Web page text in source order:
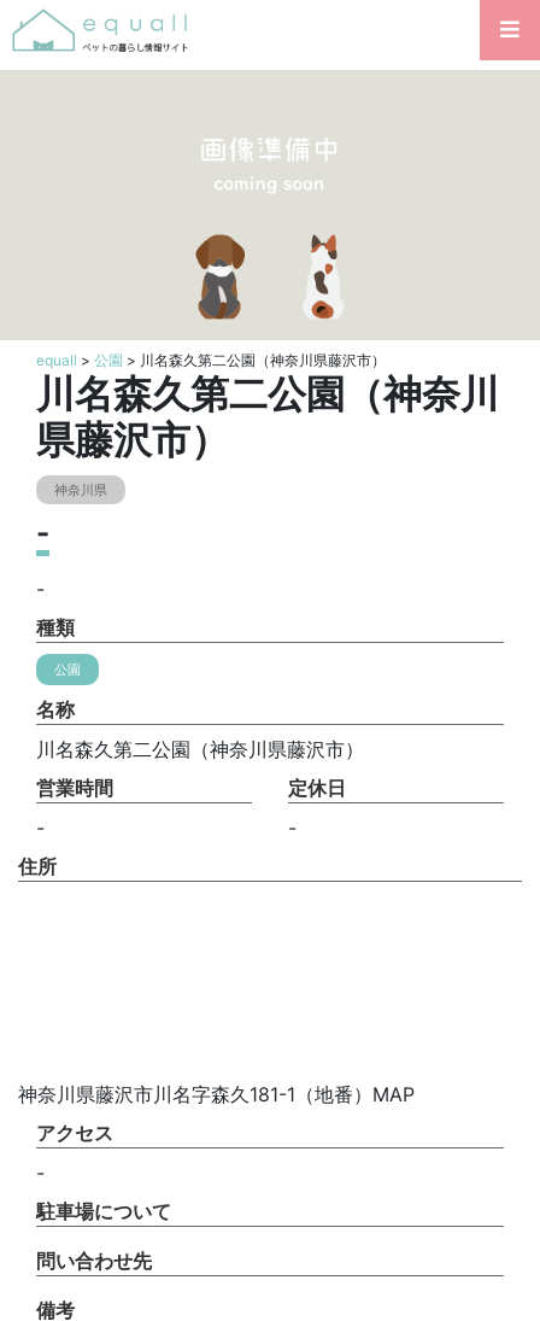
equall > 公園 > 川名森久第二公園（神奈川県藤沢市）
川名森久第二公園（神奈川
県藤沢市）
神奈川県
-
-
種類
公園
名称
川名森久第二公園（神奈川県藤沢市）
営業時間
-
定休日
-
住所
神奈川県藤沢市川名字森久181-1（地番）MAP
アクセス
-
駐車場について
問い合わせ先
備考